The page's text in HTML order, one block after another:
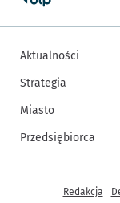
Aktualności
Strategia
Miasto
Przedsiębiorca
Inne
Redakcja